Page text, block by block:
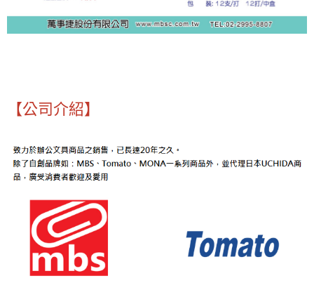
【公司介紹】